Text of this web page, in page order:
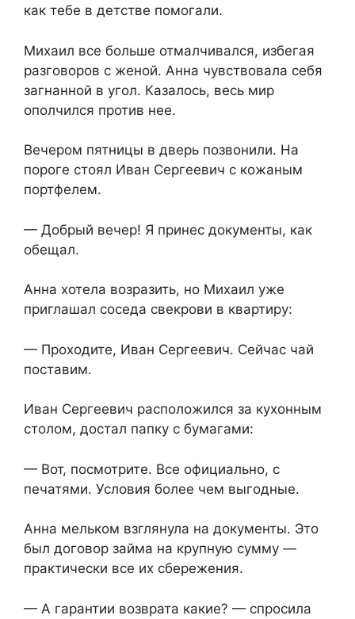
как тебе в детстве помогали.
Михаил все больше отмалчивался, избегая
разговоров с женой. Анна чувствовала себя
загнанной в угол. Казалось, весь мир
ополчился против нее.
Вечером пятницы в дверь позвонили. На
пороге стоял Иван Сергеевич с кожаным
портфелем.
— Добрый вечер! Я принес документы, как
обещал.
Анна хотела возразить, но Михаил уже
приглашал соседа свекрови в квартиру:
— Проходите, Иван Сергеевич. Сейчас чай
поставим.
Иван Сергеевич расположился за кухонным
столом, достал папку с бумагами:
— Вот, посмотрите. Все официально, с
печатями. Условия более чем выгодные.
Анна мельком взглянула на документы. Это
был договор займа на крупную сумму —
практически все их сбережения.
— А гарантии возврата какие? — спросила